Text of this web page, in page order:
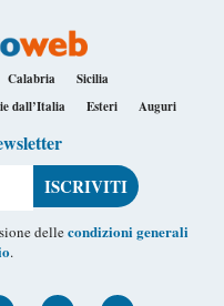
Calabria
Sicilia
dall’Italia Esteri Auguri
dellecondizioni generali
.